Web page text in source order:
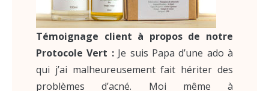
Témoignage client à propos de notre
Protocole Vert :Je suis Papa d’une ado à
qui j’ai malheureusement fait hériter des
problèmes d’acné. Moi même à